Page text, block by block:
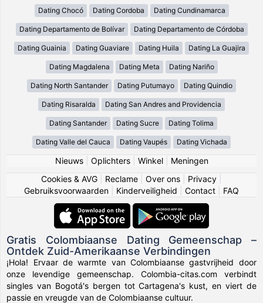
Dating Chocó Dating Cordoba Dating Cundinamarca
Dating Departamento de Bolívar Dating Departamento de Córdoba
Dating Guainia Dating Guaviare Dating Huila Dating La Guajira
Dating Magdalena Dating Meta Dating Nariño
Dating North Santander Dating Putumayo Dating Quindio
Dating Risaralda Dating San Andres and Providencia
Dating Santander Dating Sucre Dating Tolima
Dating Valle del Cauca Dating Vaupés Dating Vichada
Nieuws| Oplichters| Winkel| Meningen
Cookies & AVG
Reclame Over ons Privacy
Gebruiksvoorwaarden
Kinderveiligheid Contact FAQ
Gratis Colombiaanse Dating Gemeenschap –
Ontdek Zuid-Amerikaanse Verbindingen
¡Hola! Ervaar de warmte van Colombiaanse gastvrijheid door
onze levendige gemeenschap. Colombia-citas.com verbindt
singles van Bogotá's bergen tot Cartagena's kust, en viert de
passie en vreugde van de Colombiaanse cultuur.